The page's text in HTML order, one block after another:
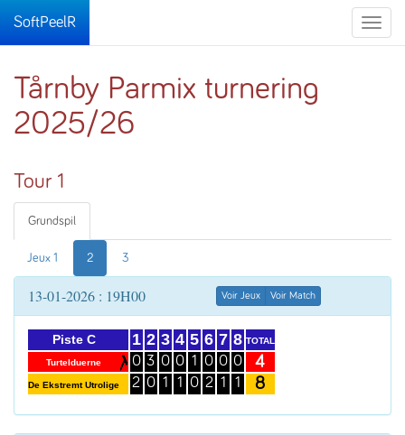
Toggle
SoftPeelR
Tårnby Parmix turnering
2025/26
Tour 1
Grundspil
Jeux 1 2 3
13-01-2026 : 19H00 Voir Jeux Voir Match
Piste C
Turtelduerne
De Ekstremt Utrolige
1
0
2
2
3
0
3
0
1
4
0
1
5
1
0
6
0
2
7
0
1
8
0
1
TOTAL
4
8